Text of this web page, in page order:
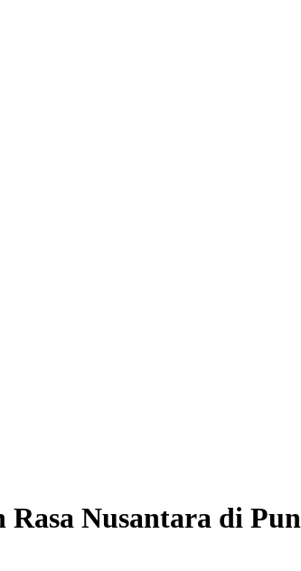
Nusantara di